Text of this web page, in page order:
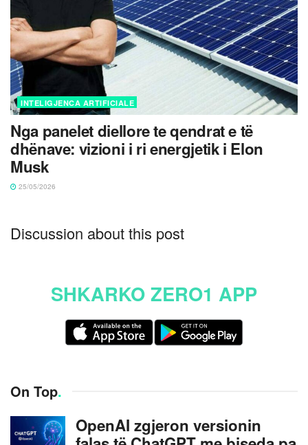
INTELIGJENCA ARTIFICIALE
Nga panelet diellore te qendrat e të
dhënave: vizioni i ri energjetik i Elon
Musk
25/05/2026
Discussion about this post
SHKARKO ZERO1 APP
On Top.
OpenAI zgjeron versionin